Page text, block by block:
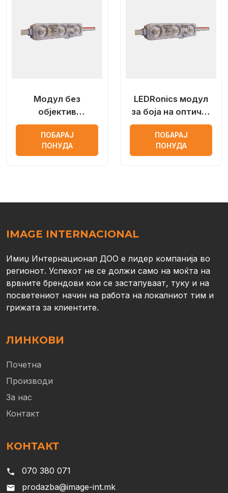
Модул без
објектив
LEDRonics со
Samsung лед чип
ПОБАРАЈ
ПОНУДА
LEDRonics модул
за боја на оптички
леќи
ПОБАРАЈ
ПОНУДА
IMAGE INTERNACIONAL
Имиџ Интернационал ДОО е лидер компанија во
регионот. Успехот не се должи само на моќта на
врвните брендови кои се застапуваат, туку и на
посветениот начин на работа на локалниот тим и
грижата за клиентите.
ЛИНКОВИ
Почетна
Производи
За нас
Контакт
КОНТАКТ
phone 070 380 071
email prodazba@image-int.mk